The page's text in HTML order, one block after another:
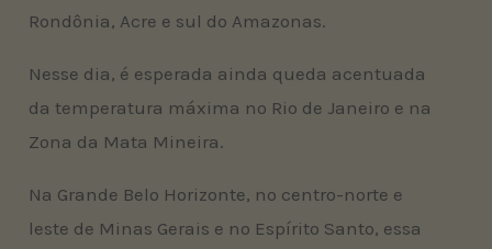
Rondônia, Acre e sul do Amazonas.
Nesse dia, é esperada ainda queda acentuada
da temperatura máxima no Rio de Janeiro e na
Zona da Mata Mineira.
Na Grande Belo Horizonte, no centro-norte e
leste de Minas Gerais e no Espírito Santo, essa